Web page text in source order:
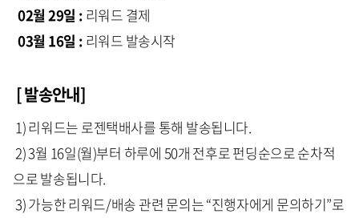
02월 29일 : 리워드 결제
03월 16일 : 리워드 발송시작
[ 발송안내]
1) 리워드는 로젠택배사를 통해 발송됩니다.
2) 3월 16일(월)부터 하루에 50개 전후로 펀딩순으로 순차적
으로 발송됩니다.
3) 가능한 리워드/배송 관련 문의는 “진행자에게 문의하기”로